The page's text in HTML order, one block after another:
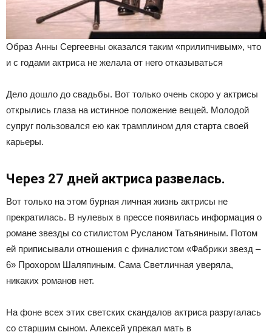
Образ Анны Сергеевны оказался таким «прилипчивым», что
и с годами актриса не желала от него отказываться
Дело дошло до свадьбы. Вот только очень скоро у актрисы
открылись глаза на истинное положение вещей. Молодой
супруг пользовался ею как трамплином для старта своей
карьеры.
Через 27 дней актриса развелась.
Вот только на этом бурная личная жизнь актрисы не
прекратилась. В нулевых в прессе появилась информация о
романе звезды со стилистом Русланом Татьяниным. Потом
ей приписывали отношения с финалистом «Фабрики звезд –
6» Прохором Шаляпиным. Сама Светличная уверяла,
никаких романов нет.
На фоне всех этих светских скандалов актриса разругалась
со старшим сыном. Алексей упрекал мать в